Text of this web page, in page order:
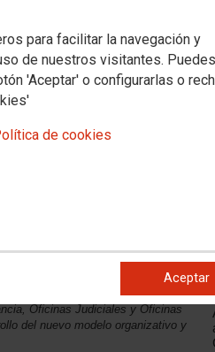
para facilitar la navegación y
de nuestros visitantes. Puedes
'Aceptar' o configurarlas o
de cookies
Aceptar
establecidas en la
en materia de eficiencia
aprobar las modificaciones
Oficinas Judiciales y Oficinas
del nuevo modelo organizativo y